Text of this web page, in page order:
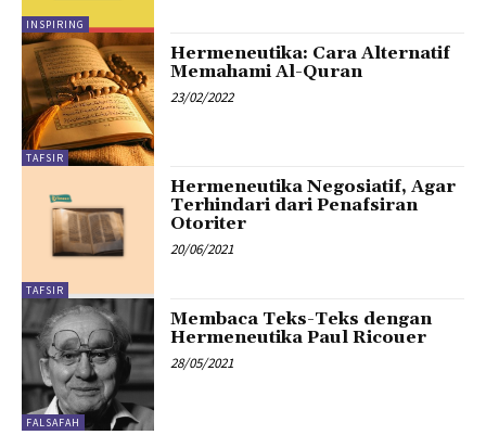
INSPIRING
TAFSIR
Hermeneutika: Cara Alternatif
Memahami Al-Quran
23/02/2022
TAFSIR
Hermeneutika Negosiatif, Agar
Terhindari dari Penafsiran
Otoriter
20/06/2021
FALSAFAH
Membaca Teks-Teks dengan
Hermeneutika Paul Ricouer
28/05/2021